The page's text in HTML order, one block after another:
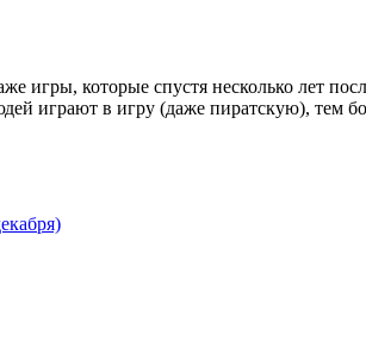
игры, которые спустя несколько лет
играют в игру (даже пиратскую), тем